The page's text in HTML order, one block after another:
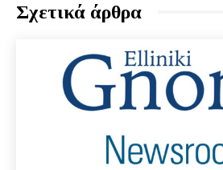
Σχετικά άρθρα